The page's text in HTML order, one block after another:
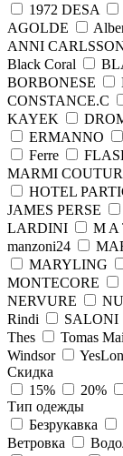
1972 DESA
AGOLDE
ANNI
Black Coral
BORBONESE
CONSTANCE.C
KAYEK
ERMANNO
Ferre
MARMI
HOTEL
JAMES PERSE
LARDINI
M A
manzoni24
MARYLING
MONTECORE
NERVURE
Rindi
SALONI
Thes
Tomas
Windsor
Скидка
15%
20%
Тип одежды
Безрукавка
Ветровка